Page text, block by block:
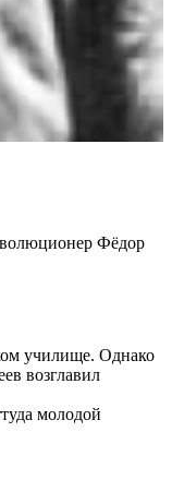
Фёдор
училище. Однако
возглавил
молодой